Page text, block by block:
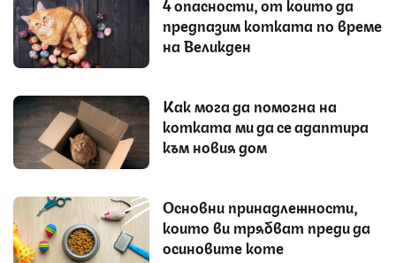
предпазим котката по време
на Великден
Как мога да помогна на
котката ми да се адаптира
към новия дом
Основни принадлежности,
които ви трябват преди да
осиновите коте